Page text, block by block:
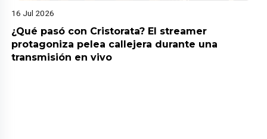
16 Jul 2026
¿Qué pasó con Cristorata? El streamer
protagoniza pelea callejera durante una
transmisión en vivo